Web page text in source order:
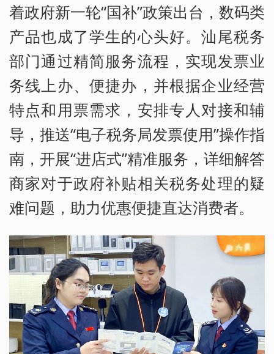
着政府新一轮“国补”政策出台，数码类
产品也成了学生的心头好。汕尾税务
部门通过精简服务流程，实现发票业
务线上办、便捷办，并根据企业经营
特点和用票需求，安排专人对接和辅
导，推送“电子税务局发票使用”操作指
南，开展“进店式”精准服务，详细解答
商家对于政府补贴相关税务处理的疑
难问题，助力优惠便捷直达消费者。